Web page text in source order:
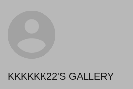
KKKKKK22'S GALLERY